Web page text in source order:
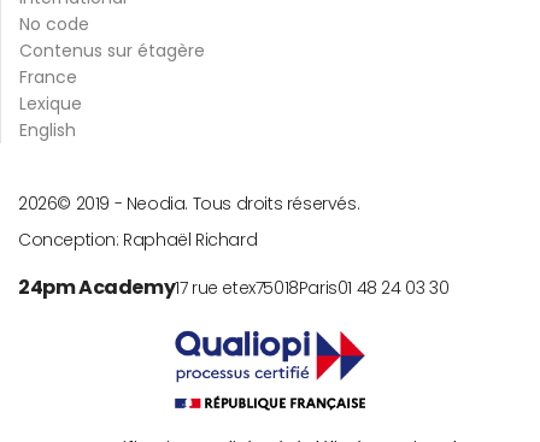
No code
Contenus sur étagère
France
Lexique
English
© 2019 -
2026
Neodia. Tous droits réservés.
Conception: Raphaël Richard
24pm Academy17 rue etex75018Paris01 48 24 03 30